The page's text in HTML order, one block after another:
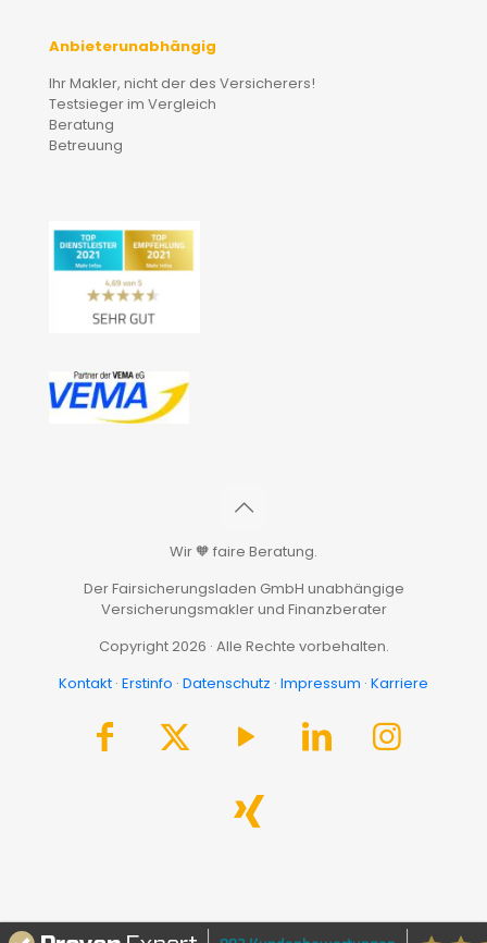
Anbieterunabhängig
Ihr Makler, nicht der des Versicherers!
Testsieger im Vergleich
Beratung
Betreuung
Wir 🧡 faire Beratung.
Der Fairsicherungsladen GmbH unabhängige
Versicherungsmakler und Finanzberater
Copyright 2026 · Alle Rechte vorbehalten.
Kontakt · Erstinfo · Datenschutz · Impressum · Karriere